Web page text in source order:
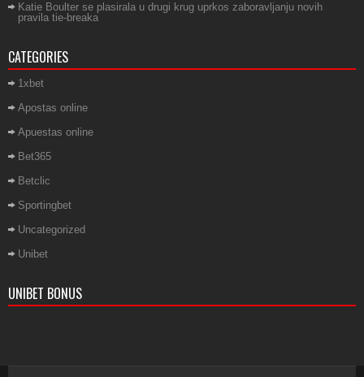
Katie Boulter se plasirala u drugi krug uprkos zaboravljanju novih
pravila tie-breaka
CATEGORIES
1xbet
Apostas online
Apuestas online
Bet365
Betclic
Sportingbet
Uncategorized
Unibet
UNIBET BONUS